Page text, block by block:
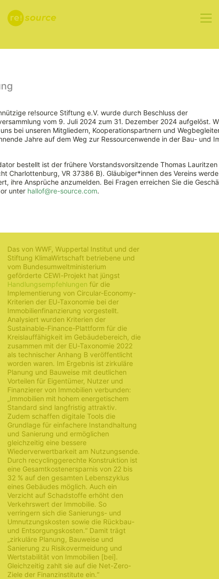
Höherer
durch zirkuläre
Bauweise
Das von WWF, Wuppertal Institut und der
Stiftung KlimaWirtschaft betriebene und
vom Bundesumweltministerium
geförderte CEWI-Projekt hat jüngst
Handlungsempfehlungen für die
Implementierung von Circular-Economy-
Kriterien der EU-Taxonomie bei der
Immobilienfinanzierung vorgestellt.
Analysiert wurden Kriterien der
Sustainable-Finance-Plattform für die
Kreislauffähigkeit im Gebäudebereich, die
zusammen mit der EU-Taxonomie 2022
als technischer Anhang B veröffentlicht
worden waren. Im Ergebnis ist zirkuläre
Planung und Bauweise mit deutlichen
Vorteilen für Eigentümer, Nutzer und
Finanzierer von Immobilien verbunden:
„Immobilien mit hohem energetischem
Standard sind langfristig attraktiv.
Zudem schaffen digitale Tools die
Grundlage für einfachere Instandhaltung
und Sanierung und ermöglichen
gleichzeitig eine bessere
Wiederverwertbarkeit am Nutzungsende.
Durch recyclinggerechte Konstruktion ist
eine Gesamtkostenersparnis von 22 bis
32 % auf den gesamten Lebenszyklus
eines Gebäudes möglich. Auch ein
Verzicht auf Schadstoffe erhöht den
Verkehrswert der Immobilie. So
verringern sich die Sanierungs- und
Umnutzungskosten sowie die Rückbau-
und Entsorgungskosten.“ Damit trägt
„zirkuläre Planung, Bauweise und
Sanierung zu Risikovermeidung und
Wertstabilität von Immobilien [bei].
Gleichzeitig zahlt sie auf die Net-Zero-
Ziele der Finanzinstitute ein.“
re!source Stiftung e.V. wurde durch Beschluss der
vom 9. Juli 2024 zum 31. Dezember 2024 aufgelöst.
bei unseren Mitgliedern, Kooperationspartnern und
Jahre auf dem Weg zur Ressourcenwende in der Bau- und
bestellt ist der frühere Vorstandsvorsitzende Thomas Lauritzen
Charlottenburg, VR 37386 B). Gläubiger*innen des Vereins
ihre Ansprüche anzumelden. Bei Fragen erreichen Sie die
unter hallof@re-source.com.